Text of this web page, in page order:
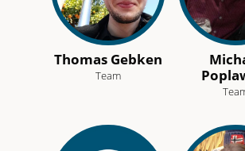
Thomas Gebken
Team